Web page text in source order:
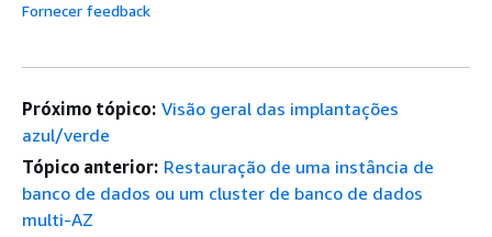
Fornecer feedback
Próximo tópico: Visão geral das implantações
azul/verde
Tópico anterior: Restauração de uma instância de
banco de dados ou um cluster de banco de dados
multi-AZ